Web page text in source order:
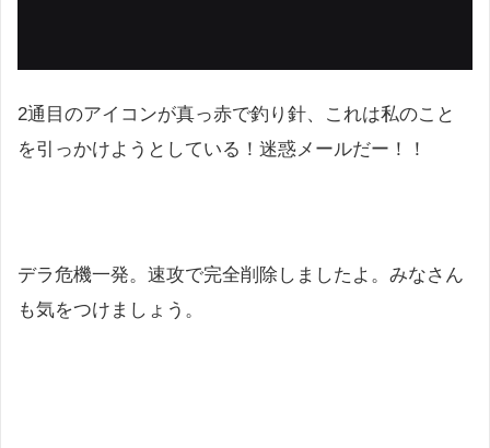
2通目のアイコンが真っ赤で釣り針、これは私のこと
を引っかけようとしている！迷惑メールだー！！
デラ危機一発。速攻で完全削除しましたよ。みなさん
も気をつけましょう。